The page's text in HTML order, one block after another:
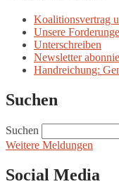
Koalitionsvertrag
Unsere
Unterschreiben
Newsletter
Handreichung:
Suchen
Suchen
Weitere Meldungen
Social Media